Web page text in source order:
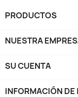
PRODUCTOS
NUESTRA
SU CUENTA
INFORMACIÓN DE